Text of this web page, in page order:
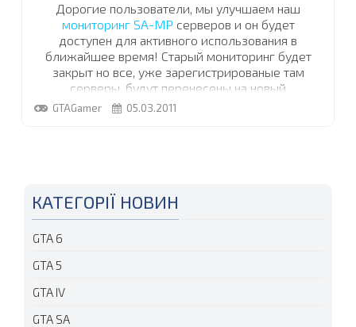
Дорогие пользователи, мы улучшаем наш
мониторинг SA-MP серверов и он будет
доступен для активного использования в
ближайшее время! Старый мониторинг будет
закрыт но все, уже зарегистрированые там
серверы, будут перенесены на новый
мониторинг!
GTAGamer 05.03.2011
КАТЕГОРІЇ НОВИН
GTA 6
GTA 5
GTA IV
GTA SA